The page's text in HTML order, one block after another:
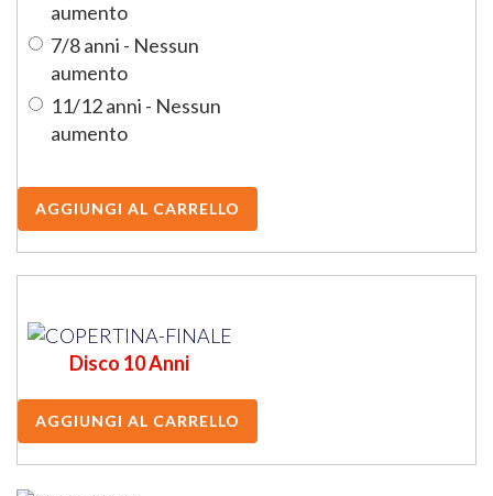
aumento
7/8 anni - Nessun
aumento
11/12 anni - Nessun
aumento
Disco 10 Anni